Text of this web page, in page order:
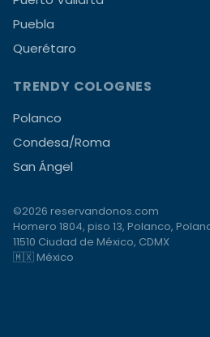
Puebla
Querétaro
TRENDY COLOGNES
Polanco
Condesa/Roma
San Ángel
©2026 reservandonos.com
Homero 1804, piso 13, Polanco,
11510 Ciudad de México, CDMX
🇲🇽 México